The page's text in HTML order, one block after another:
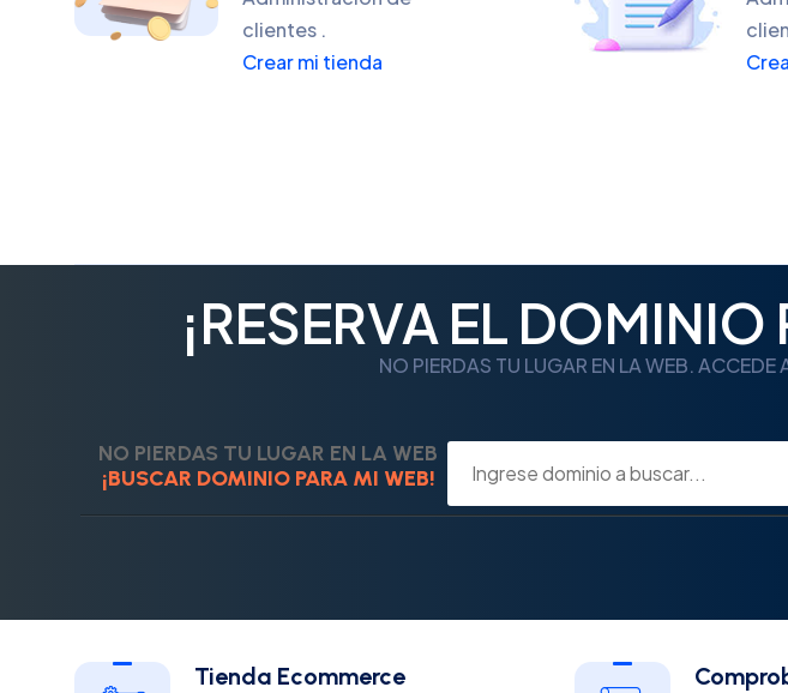
clientes .
Crear mi tienda
¡RESERVA EL
NO PIERDAS TU LUGAR EN LA WEB.
NO PIERDAS TU LUGAR EN LA WEB
¡BUSCAR DOMINIO PARA MI WEB!
Tienda Ecommerce